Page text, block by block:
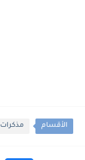
الأقسام مذكرات